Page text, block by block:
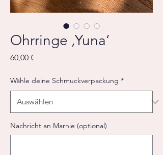
Ohrringe ‚Yuna‘
60,00 €
Wähle deine Schmuckverpackung *
Nachricht an Marnie (optional)